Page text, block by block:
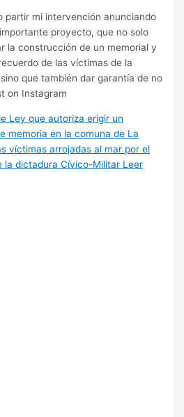
partir mi intervención anunciando
proyecto, que no solo
la construcción de un memorial y
de las víctimas de la
que también dar garantía de no
on Instagram
Ley que autoriza erigir un
memoria en la comuna de La
víctimas arrojadas al mar por el
la dictadura Cívico-Militar Leer